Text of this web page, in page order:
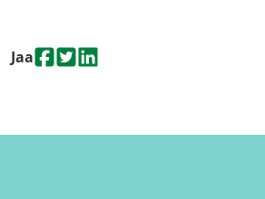
Jaa
"Facebook"
"Twitter"
"LinkedIn"